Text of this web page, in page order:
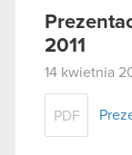
2011
14 kwietnia
PDF